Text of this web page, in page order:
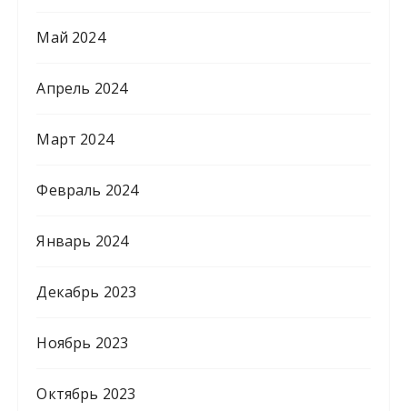
Май 2024
Апрель 2024
Март 2024
Февраль 2024
Январь 2024
Декабрь 2023
Ноябрь 2023
Октябрь 2023